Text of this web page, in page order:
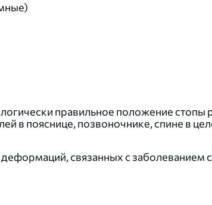
правильное положение
в пояснице, позвоночнике, спине в
связанных с заболеванием